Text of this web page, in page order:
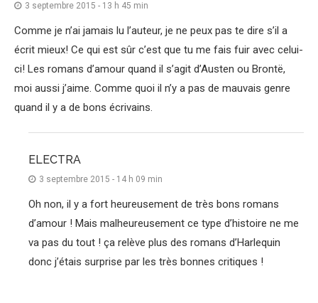
3 septembre 2015 - 13 h 45 min
Comme je n’ai jamais lu l’auteur, je ne peux pas te dire s’il a
écrit mieux! Ce qui est sûr c’est que tu me fais fuir avec celui-
ci! Les romans d’amour quand il s’agit d’Austen ou Brontë,
moi aussi j’aime. Comme quoi il n’y a pas de mauvais genre
quand il y a de bons écrivains.
ELECTRA
3 septembre 2015 - 14 h 09 min
Oh non, il y a fort heureusement de très bons romans
d’amour ! Mais malheureusement ce type d’histoire ne me
va pas du tout ! ça relève plus des romans d’Harlequin
donc j’étais surprise par les très bonnes critiques !